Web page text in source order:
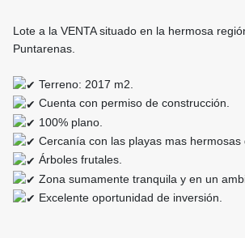
Lote a la VENTA situado en la hermosa
Puntarenas.
Terreno: 2017 m2.
Cuenta con permiso de construcción.
100% plano.
Cercanía con las playas mas hermosas
Árboles frutales.
Zona sumamente tranquila y en un
Excelente oportunidad de inversión.